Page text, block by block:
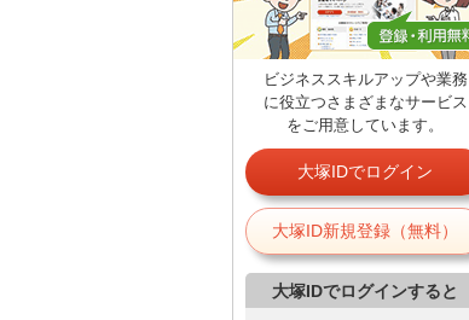
ビジネススキルアップや業務
に役立つさまざまなサービス
をご用意しています。
大塚IDでログイン
大塚ID新規登録（無料）
大塚IDでログインすると